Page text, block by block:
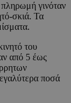
γινόταν
σκιά. Τα
του
από 5 έως
ποσά